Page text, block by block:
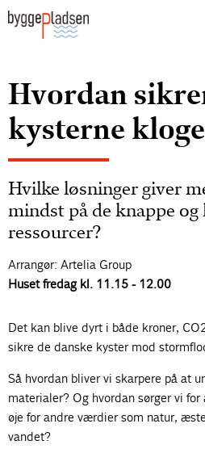
Hvordan
kysterne
Hvilke løsninger giver
mindst på de knappe
ressourcer?
Arrangør: Artelia Group
Huset fredag kl. 11.15 - 12.00
Det kan blive dyrt i både kroner,
sikre de danske kyster mod
Så hvordan bliver vi skarpere på at
materialer? Og hvordan sørger vi
øje for andre værdier som natur,
vandet?